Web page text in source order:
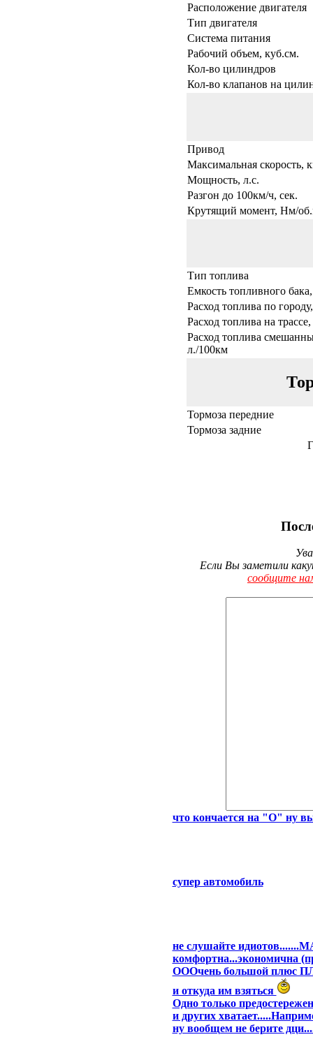
Расположение двигателя
Тип двигателя
Система питания
Рабочий объем, куб.см.
Кол-во цилиндров
Кол-во клапанов на
Привод
Максимальная скорость,
Мощность, л.с.
Разгон до 100км/ч, сек.
Крутящий момент, Нм/
Тип топлива
Емкость топливного
Расход топлива по
Расход топлива на
Расход топлива
л./100км
Тормоза передние
Тормоза задние
Если Вы заметили
сообщите
что кончается на "О" ну
cупер автомобиль
не слушайте
комфортна...экономична
ОООчень большой плюс
и откуда им взяться
Одно только
и других
ну вообщем не берите